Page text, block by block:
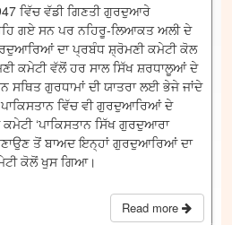
ਵਿੱਚ ਵੱਡੀ ਗਿਣਤੀ ਗੁਰਦੁਆਰੇ
ਗਏ ਸਨ ਪਰ ਨਹਿਰੂ-ਲਿਆਕਤ ਅਲੀ ਦੇ
ਦਾ ਪ੍ਰਬੰਧ ਸ਼੍ਰੋਮਣੀ ਕਮੇਟੀ ਕੋਲ
ਕਮੇਟੀ ਵੱਲੋਂ ਹਰ ਸਾਲ ਸਿੱਖ ਸ਼ਰਧਾਲੂਆਂ ਦੇ
ਸਥਿਤ ਗੁਰਧਾਮਾਂ ਦੀ ਯਾਤਰਾ ਲਈ ਭੇਜੇ ਜਾਂਦੇ
ਵਿੱਚ ਵੀ ਗੁਰਦੁਆਰਿਆਂ ਦੇ
‘ਪਾਕਿਸਤਾਨ ਸਿੱਖ ਗੁਰਦੁਆਰਾ
ਤੋਂ ਬਾਅਦ ਇਨ੍ਹਾਂ ਗੁਰਦੁਆਰਿਆਂ ਦਾ
ਕੋਲੋਂ ਖੁਸ ਗਿਆ।
Read more